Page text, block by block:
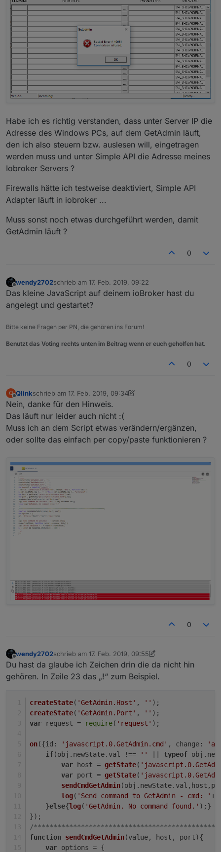
Habe ich es richtig verstanden, dass unter Server IP die
Adresse des Windows PCs, auf dem GetAdmin läuft,
den ich also steuern bzw. auslesen will, eingetragen
werden muss und unter Simple API die Adresse meines
Iobroker Servers ?
Firewalls hätte ich testweise deaktiviert, Simple API
Adapter läuft in iobroker ...
Muss sonst noch etwas durchgeführt werden, damit
GetAdmin läuft ?
0
Offline
wendy2702schrieb am 17. Feb. 2019, 09:22
zuletzt editiert von
Das kleine JavaScript auf deinem ioBroker hast du
angelegt und gestartet?
Bitte keine Fragen per PN, die gehören ins Forum!
Benutzt das Voting rechts unten im Beitrag wenn er euch geholfen hat.
0
Q
Offline
Qlinkschrieb am 17. Feb. 2019, 09:34
zuletzt editiert von Qlink
Nein, danke für den Hinweis.
Das läuft nur leider auch nicht :(
Muss ich an dem Script etwas verändern/ergänzen,
oder sollte das einfach per copy/paste funktionieren ?
0
Offline
wendy2702schrieb am 17. Feb. 2019, 09:55
zuletzt editiert von wendy2702
Du hast da glaube ich Zeichen drin die da nicht hin
gehören. In Zeile 23 das „!“ zum Beispiel.
createState( 'GetAdmin.Host' , '' );
createState( 'GetAdmin.Port' , '' );
var request = require( 'request' );
on({id : 'javascript.0.GetAdmin.cmd' , change:
if(obj. newState. val !== '' typeof obj.
var host = getState(
var port = getState(
sendCmdGetAdmin(obj. newState. val
log( 'Send command to GetAdmin - cmd: '+
    }
else{log( 'GetAdmin. No command found.' );}
});
/
function sendCmdGetAdmin(value, host, port){
var options = {